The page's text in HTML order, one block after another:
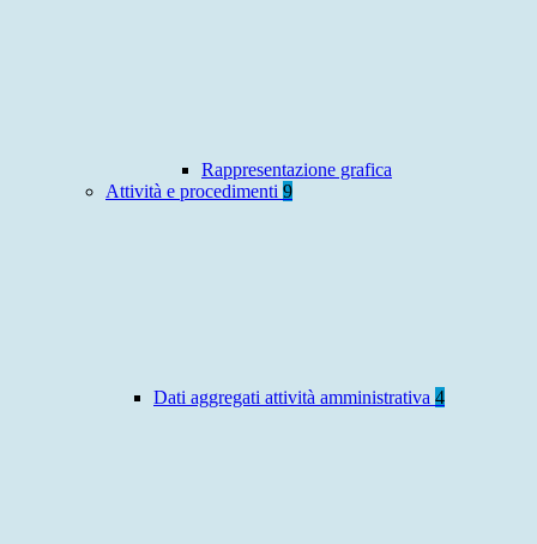
Rappresentazione grafica
Attività e procedimenti 9
Dati aggregati attività amministrativa 4